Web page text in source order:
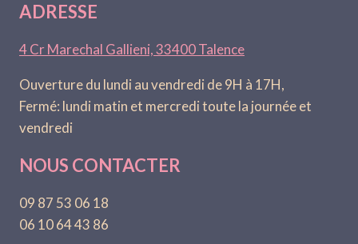
ADRESSE
4 Cr Marechal Gallieni, 33400 Talence
Ouverture du lundi au vendredi de 9H à 17H,
Fermé: lundi matin et mercredi toute la journée et
vendredi
NOUS CONTACTER
09 87 53 06 18
06 10 64 43 86